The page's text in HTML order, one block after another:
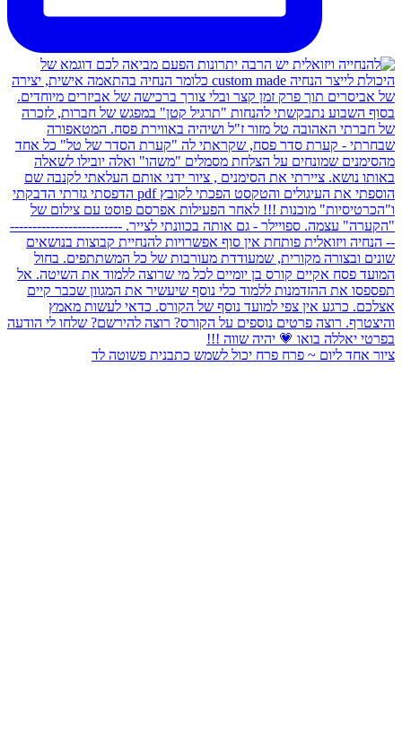
ציור אחד ליום ~ פרח פרח יכול לשמש כתבנית פשוטה לד